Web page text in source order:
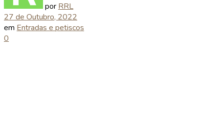
por RRL
27 de Outubro, 2022
em Entradas e petiscos
0